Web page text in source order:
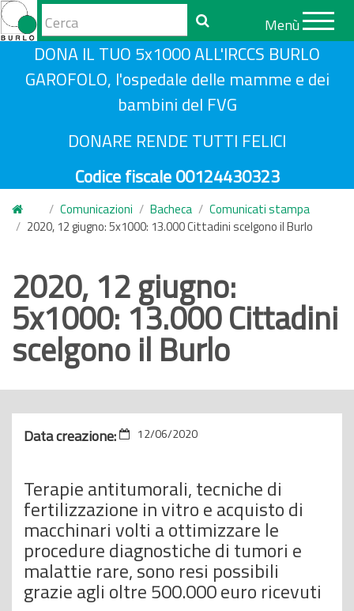
p
Form
di
ricerca
Cerca
DONA IL TUO 5x1000 ALL'IRCCS BURLO
GAROFOLO, l'ospedale delle mamme e dei
bambini del FVG
DONARE RENDE TUTTI FELICI
Codice fiscale 00124430323
Menù
Comunicazioni Bacheca
Comunicati stampa
2020, 12 giugno: 5x1000: 13.000 Cittadini scelgono il Burlo
2020, 12 giugno:
5x1000: 13.000 Cittadini
scelgono il Burlo
Data creazione: 12/06/2020
Terapie antitumorali, tecniche di
fertilizzazione in vitro e acquisto di
macchinari volti a ottimizzare le
procedure diagnostiche di tumori e
malattie rare, sono resi possibili
grazie agli oltre 500.000 euro ricevuti